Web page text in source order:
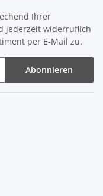
Ihrer
jederzeit widerruflich
per E-Mail zu.
Abonnieren